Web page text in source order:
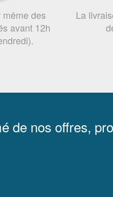
des
avant 12h
La
de nos offres,